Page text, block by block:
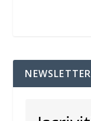
NEWSLETTER